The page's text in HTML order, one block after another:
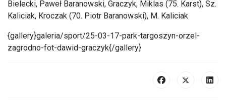
Bielecki, Paweł Baranowski, Graczyk, Miklas (75. Karst), Sz.
Kaliciak, Kroczak (70. Piotr Baranowski), M. Kaliciak
{gallery}galeria/sport/25-03-17-park-targoszyn-orzel-
zagrodno-fot-dawid-graczyk{/gallery}